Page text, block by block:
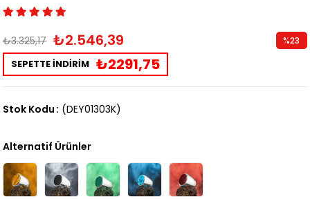
₺3.325,17 ₺2.546,39
SEPETTE İNDİRİM ₺2291,75
%23
Stok Kodu (DEY01303K)
Alternatif Ürünler